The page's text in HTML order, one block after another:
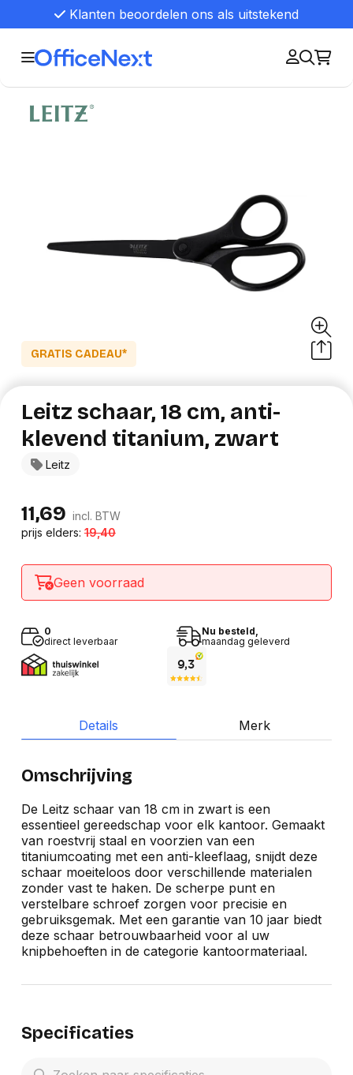
Klanten beoordelen ons als uitstekend
GRATIS CADEAU*
Leitz
Leitz schaar, 18 cm, anti-
klevend titanium, zwart
11,69 incl. BTW
prijs elders:19,40
Geen voorraad
0
direct leverbaar
Nu besteld,
maandag geleverd
Details Merk
Omschrijving
De Leitz schaar van 18 cm in zwart is een
essentieel gereedschap voor elk kantoor. Gemaakt
van roestvrij staal en voorzien van een
titaniumcoating met een anti-kleeflaag, snijdt deze
schaar moeiteloos door verschillende materialen
zonder vast te haken. De scherpe punt en
verstelbare schroef zorgen voor precisie en
gebruiksgemak. Met een garantie van 10 jaar biedt
deze schaar betrouwbaarheid voor al uw
knipbehoeften in de categorie kantoormateriaal.
Specificaties